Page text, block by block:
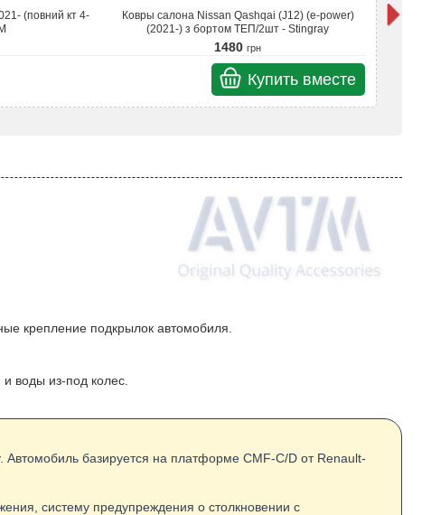
(повний кт 4-
Ковры салона Nissan Qashqai (J12) (e-power)
(2021-) з бортом ТЕП/2шт - Stingray
1480грн
Купить вместе
крепление подкрылок автомобиля.
воды из-под колес.
базируется на платформе CMF-C/D от Renault-
систему предупреждения о столкновении с